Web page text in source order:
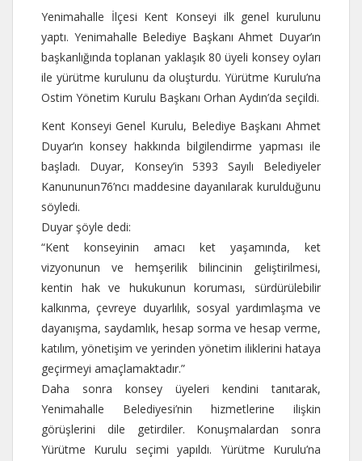
Yenimahalle İlçesi Kent Konseyi ilk genel kurulunu
yaptı. Yenimahalle Belediye Başkanı Ahmet Duyar’ın
başkanlığında toplanan yaklaşık 80 üyeli konsey oyları
ile yürütme kurulunu da oluşturdu. Yürütme Kurulu’na
Ostim Yönetim Kurulu Başkanı Orhan Aydın’da seçildi.
Kent Konseyi Genel Kurulu, Belediye Başkanı Ahmet
Duyar’ın konsey hakkında bilgilendirme yapması ile
başladı. Duyar, Konsey’in 5393 Sayılı Belediyeler
Kanununun76’ncı maddesine dayanılarak kurulduğunu
söyledi.
Duyar şöyle dedi:
“Kent konseyinin amacı ket yaşamında, ket
vizyonunun ve hemşerilik bilincinin geliştirilmesi,
kentin hak ve hukukunun koruması, sürdürülebilir
kalkınma, çevreye duyarlılık, sosyal yardımlaşma ve
dayanışma, saydamlık, hesap sorma ve hesap verme,
katılım, yönetişim ve yerinden yönetim iliklerini hataya
geçirmeyi amaçlamaktadır.”
Daha sonra konsey üyeleri kendini tanıtarak,
Yenimahalle Belediyesi’nin hizmetlerine ilişkin
görüşlerini dile getirdiler. Konuşmalardan sonra
Yürütme Kurulu seçimi yapıldı. Yürütme Kurulu’na